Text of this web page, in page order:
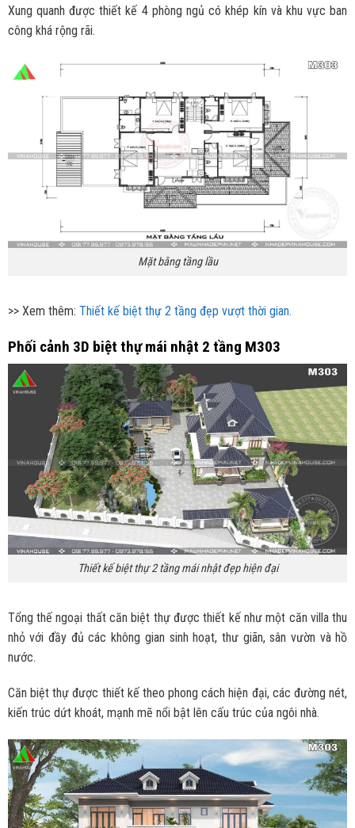
Xung quanh được thiết kế 4 phòng ngủ có khép kín và khu vực ban
công khá rộng rãi.
Mặt bằng tầng lầu
>> Xem thêm: Thiết kế biệt thự 2 tầng đẹp vượt thời gian.
Phối cảnh 3D biệt thự mái nhật 2 tầng M303
Thiết kế biệt thự 2 tầng mái nhật đẹp hiện đại
Tổng thế ngoại thất căn biệt thự được thiết kế như một căn villa thu
nhỏ với đầy đủ các không gian sinh hoạt, thư giãn, sân vườn và hồ
nước.
Căn biệt thự được thiết kế theo phong cách hiện đại, các đường nét,
kiến trúc dứt khoát, mạnh mẽ nổi bật lên cấu trúc của ngôi nhà.